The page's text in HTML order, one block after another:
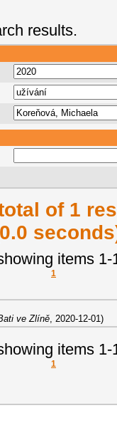
results.
of 1
items 1-
1
ve Zlíně, 2020-12-01)
items 1-
1